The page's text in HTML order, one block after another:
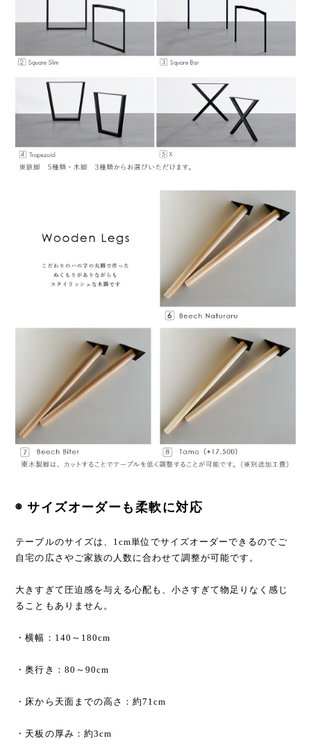
◉ サイズオーダーも柔軟に対応
テーブルのサイズは、1cm単位でサイズオーダーできるのでご
自宅の広さやご家族の人数に合わせて調整が可能です。
大きすぎて圧迫感を与える心配も、小さすぎて物足りなく感じ
ることもありません。
・横幅：140～180cm
・奥行き：80～90cm
・床から天面までの高さ：約71cm
・天板の厚み：約3cm